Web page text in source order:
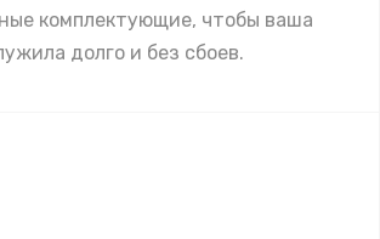
комплектующие, чтобы ваша
долго и без сбоев.